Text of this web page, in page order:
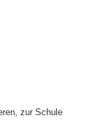
zur Schule